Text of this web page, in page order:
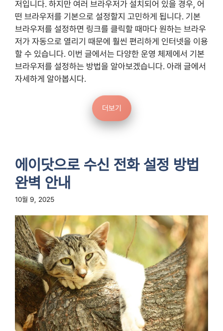
저입니다. 하지만 여러 브라우저가 설치되어 있을 경우, 어
떤 브라우저를 기본으로 설정할지 고민하게 됩니다. 기본
브라우저를 설정하면 링크를 클릭할 때마다 원하는 브라우
저가 자동으로 열리기 때문에 훨씬 편리하게 인터넷을 이용
할 수 있습니다. 이번 글에서는 다양한 운영 체제에서 기본
브라우저를 설정하는 방법을 알아보겠습니다. 아래 글에서
자세하게 알아봅시다.
더보기
에이닷으로 수신 전화 설정 방법
완벽 안내
10월 9, 2025